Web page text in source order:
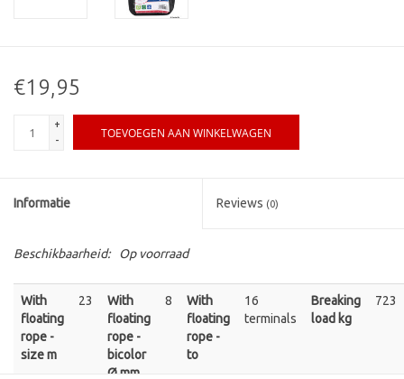
€19,95
+
-
TOEVOEGEN AAN WINKELWAGEN
Informatie Reviews (0)
Beschikbaarheid: Op voorraad
With
floating
rope -
size m
23
With
floating
rope -
bicolor
Ø mm
8
With
floating
rope -
to
16
terminals
Breaking
load kg
723